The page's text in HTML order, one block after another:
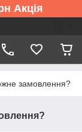
Акція
замовлення?